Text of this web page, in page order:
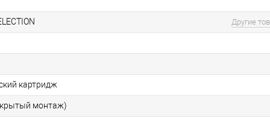
Другие
картридж
монтаж)